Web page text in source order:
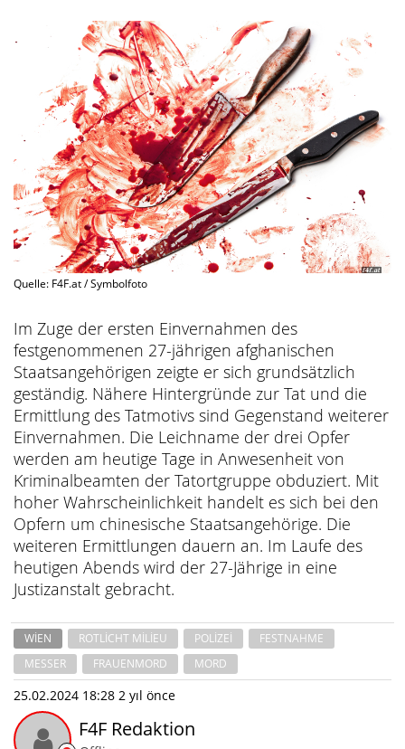
Quelle: F4F.at / Symbolfoto
Im Zuge der ersten Einvernahmen des
festgenommenen 27-jährigen afghanischen
Staatsangehörigen zeigte er sich grundsätzlich
geständig. Nähere Hintergründe zur Tat und die
Ermittlung des Tatmotivs sind Gegenstand weiterer
Einvernahmen. Die Leichname der drei Opfer
werden am heutige Tage in Anwesenheit von
Kriminalbeamten der Tatortgruppe obduziert. Mit
hoher Wahrscheinlichkeit handelt es sich bei den
Opfern um chinesische Staatsangehörige. Die
weiteren Ermittlungen dauern an. Im Laufe des
heutigen Abends wird der 27-Jährige in eine
Justizanstalt gebracht.
WIEN ROTLICHT MILIEU POLIZEI
FESTNAHME
MESSER
FRAUENMORD MORD
F4F Redaktion
25.02.2024 18:28 2 yıl önce